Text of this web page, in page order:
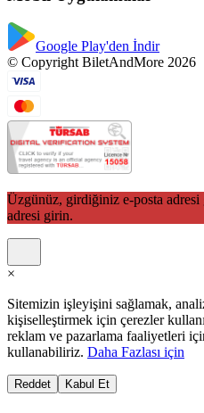
Google Play'den İndir
© Copyright BiletAndMore 2026
Üzgünüz, girdiğiniz e-posta
adresi girin.
×
Sitemizin işleyişini sağlamak,
kişiselleştirmek için çerezler
reklam ve pazarlama faaliyetleri
kullanabiliriz. Daha Fazlası için
Reddet Kabul Et